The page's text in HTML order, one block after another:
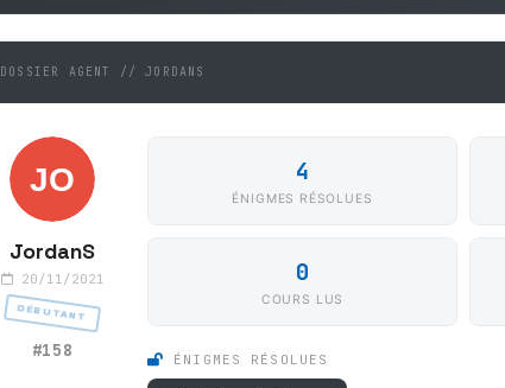
DOSSIER AGENT // JORDANS
JordanS
20/11/2021
DÉBUTANT
#158
4
ÉNIGMES RÉSOLUES
0
COURS LUS
ÉNIGMES RÉSOLUES